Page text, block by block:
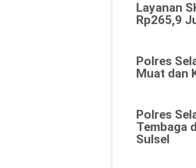
Layanan
Rp265,9
Polres
Muat dan
Polres
Tembaga
Sulsel